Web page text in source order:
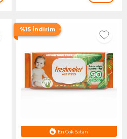
%15 İndirim
En Çok Satan